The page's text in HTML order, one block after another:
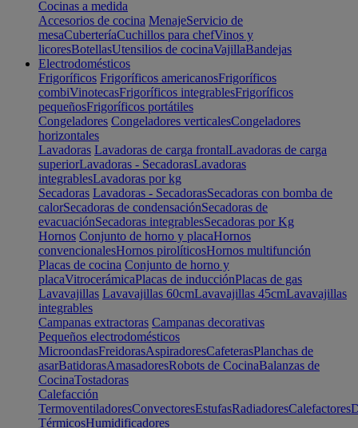
Cocinas a medida
Accesorios de cocina MenajeServicio de
mesaCuberteríaCuchillos para chefVinos y
licoresBotellasUtensilios de cocinaVajillaBandejas
Electrodomésticos
Frigoríficos Frigoríficos americanosFrigoríficos
combiVinotecasFrigoríficos integrablesFrigoríficos
pequeñosFrigoríficos portátiles
Congeladores Congeladores verticalesCongeladores
horizontales
Lavadoras Lavadoras de carga frontalLavadoras de carga
superiorLavadoras - SecadorasLavadoras
integrablesLavadoras por kg
Secadoras Lavadoras - SecadorasSecadoras con bomba de
calorSecadoras de condensaciónSecadoras de
evacuaciónSecadoras integrablesSecadoras por Kg
Hornos Conjunto de horno y placaHornos
convencionalesHornos pirolíticosHornos multifunción
Placas de cocina Conjunto de horno y
placaVitrocerámicaPlacas de inducciónPlacas de gas
Lavavajillas Lavavajillas 60cmLavavajillas 45cmLavavajillas
integrables
Campanas extractoras Campanas decorativas
Pequeños electrodomésticos
MicroondasFreidorasAspiradoresCafeterasPlanchas de
asarBatidorasAmasadoresRobots de CocinaBalanzas de
CocinaTostadoras
Calefacción
TermoventiladoresConvectoresEstufasRadiadoresCalefactores
TérmicosHumidificadores